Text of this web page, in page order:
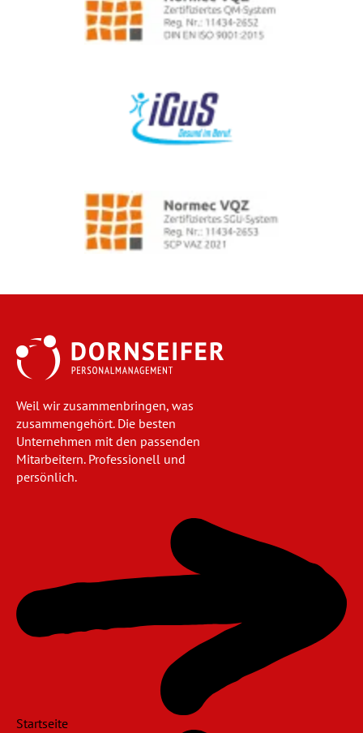
Weil wir zusammenbringen, was
zusammengehört. Die besten
Unternehmen mit den passenden
Mitarbeitern. Professionell und
persönlich.
Startseite